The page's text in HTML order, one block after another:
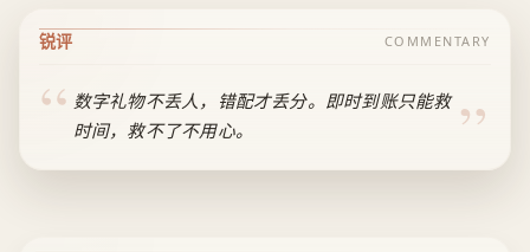
锐评 COMMENTARY
数字礼物不丢人，错配才丢分。即时到账只能救
时间，救不了不用心。